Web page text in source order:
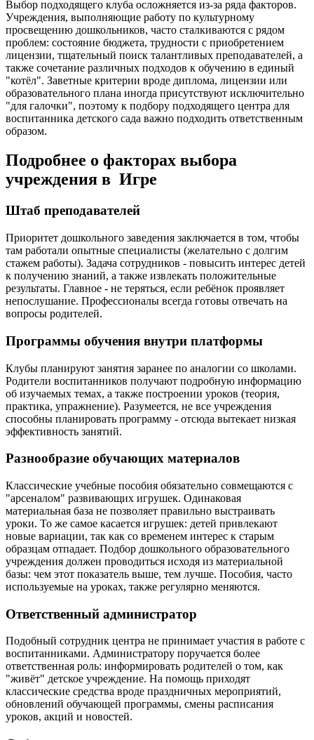
Выбор подходящего клуба осложняется из-за ряда факторов.
Учреждения, выполняющие работу по культурному
просвещению дошкольников, часто сталкиваются с рядом
проблем: состояние бюджета, трудности с приобретением
лицензии, тщательный поиск талантливых преподавателей, а
также сочетание различных подходов к обучению в единый
"котёл". Заветные критерии вроде диплома, лицензии или
образовательного плана иногда присутствуют исключительно
"для галочки", поэтому к подбору подходящего центра для
воспитанника детского сада важно подходить ответственным
образом.
Подробнее о факторах выбора
учреждения в Игре
Штаб преподавателей
Приоритет дошкольного заведения заключается в том, чтобы
там работали опытные специалисты (желательно с долгим
стажем работы). Задача сотрудников - повысить интерес детей
к получению знаний, а также извлекать положительные
результаты. Главное - не теряться, если ребёнок проявляет
непослушание. Профессионалы всегда готовы отвечать на
вопросы родителей.
Программы обучения внутри платформы
Клубы планируют занятия заранее по аналогии со школами.
Родители воспитанников получают подробную информацию
об изучаемых темах, а также построении уроков (теория,
практика, упражнение). Разумеется, не все учреждения
способны планировать программу - отсюда вытекает низкая
эффективность занятий.
Разнообразие обучающих материалов
Классические учебные пособия обязательно совмещаются с
"арсеналом" развивающих игрушек. Одинаковая
материальная база не позволяет правильно выстраивать
уроки. То же самое касается игрушек: детей привлекают
новые вариации, так как со временем интерес к старым
образцам отпадает. Подбор дошкольного образовательного
учреждения должен проводиться исходя из материальной
базы: чем этот показатель выше, тем лучше. Пособия, часто
используемые на уроках, также регулярно меняются.
Ответственный администратор
Подобный сотрудник центра не принимает участия в работе с
воспитанниками. Администратору поручается более
ответственная роль: информировать родителей о том, как
"живёт" детское учреждение. На помощь приходят
классические средства вроде праздничных мероприятий,
обновлений обучающей программы, смены расписания
уроков, акций и новостей.